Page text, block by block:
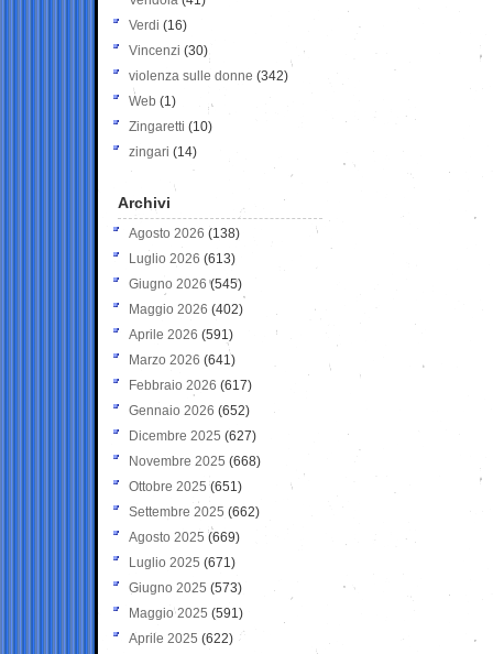
Verdi (16)
Vincenzi (30)
violenza sulle donne (342)
Web (1)
Zingaretti (10)
zingari (14)
Archivi
Agosto 2026 (138)
Luglio 2026 (613)
Giugno 2026 (545)
Maggio 2026 (402)
Aprile 2026 (591)
Marzo 2026 (641)
Febbraio 2026 (617)
Gennaio 2026 (652)
Dicembre 2025 (627)
Novembre 2025 (668)
Ottobre 2025 (651)
Settembre 2025 (662)
Agosto 2025 (669)
Luglio 2025 (671)
Giugno 2025 (573)
Maggio 2025 (591)
Aprile 2025 (622)